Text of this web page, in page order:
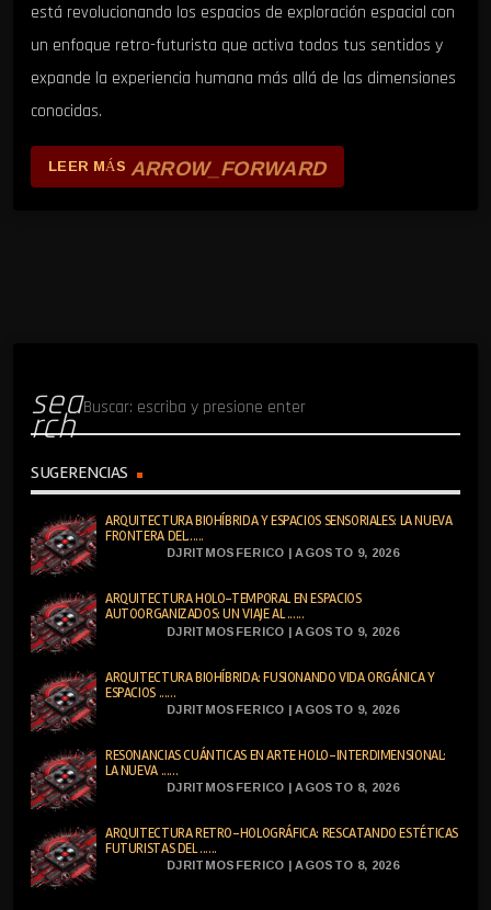
está revolucionando los espacios de exploración espacial con
un enfoque retro-futurista que activa todos tus sentidos y
expande la experiencia humana más allá de las dimensiones
conocidas.
LEER MÁS ARROW_FORWARD
sea
rch
SUGERENCIAS
ARQUITECTURA BIOHÍBRIDA Y ESPACIOS SENSORIALES: LA NUEVA
FRONTERA DEL......
DJRITMOSFERICO | AGOSTO 9, 2026
ARQUITECTURA HOLO-TEMPORAL EN ESPACIOS
AUTOORGANIZADOS: UN VIAJE AL ......
DJRITMOSFERICO | AGOSTO 9, 2026
ARQUITECTURA BIOHÍBRIDA: FUSIONANDO VIDA ORGÁNICA Y
ESPACIOS ......
DJRITMOSFERICO | AGOSTO 9, 2026
RESONANCIAS CUÁNTICAS EN ARTE HOLO-INTERDIMENSIONAL:
LA NUEVA ......
DJRITMOSFERICO | AGOSTO 8, 2026
ARQUITECTURA RETRO-HOLOGRÁFICA: RESCATANDO ESTÉTICAS
FUTURISTAS DEL ......
DJRITMOSFERICO | AGOSTO 8, 2026